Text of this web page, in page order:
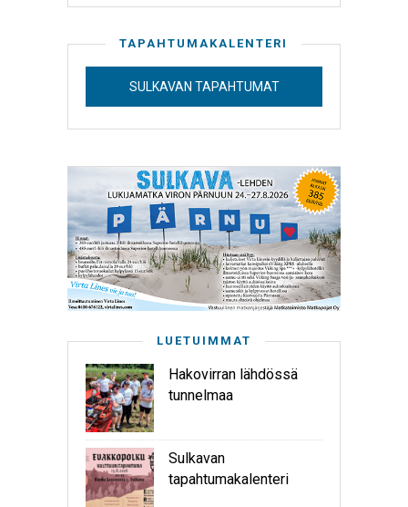
TAPAHTUMAKALENTERI
SULKAVAN TAPAHTUMAT
LUETUIMMAT
Hakovirran lähdössä
tunnelmaa
Sulkavan
tapahtumakalenteri